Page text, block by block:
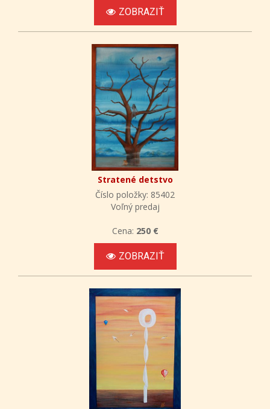
ZOBRAZIŤ
Stratené detstvo
Číslo položky: 85402
Voľný predaj
Cena: 250 €
ZOBRAZIŤ